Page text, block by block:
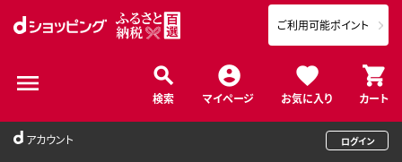
検索 マイページ お気に入り カート
ご利用可能ポイント
アカウント ログイン